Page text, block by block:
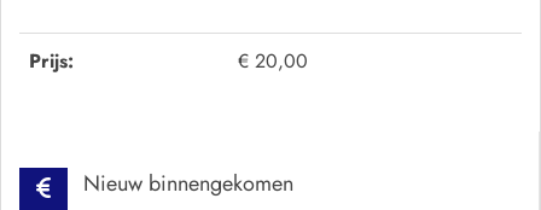
Prijs: € 20,00
Nieuw binnengekomen